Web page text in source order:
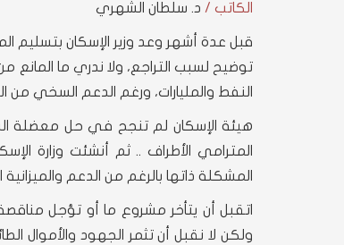
الكاتب / د. سلطان الشهري
قبل عدة أشهر وعد وزير الإسكان
توضيح لسبب التراجع، ولا ندري ما
النفط والمليارات، ورغم الدعم السخي
هيئة الإسكان لم تنجح في حل معضلة
المترامي الأطراف .. ثم أنشئت وزارة
المشكلة ذاتها بالرغم من الدعم
اتقبل أن يتأخر مشروع ما أو تؤجل
ولكن لا نقبل أن تثمر الجهود والأموال